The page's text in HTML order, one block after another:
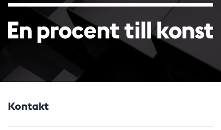
Kontakt